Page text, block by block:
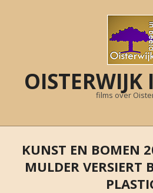
OISTERWIJK
films over
Primary
KUNST EN BOMEN
MULDER VERSIERT